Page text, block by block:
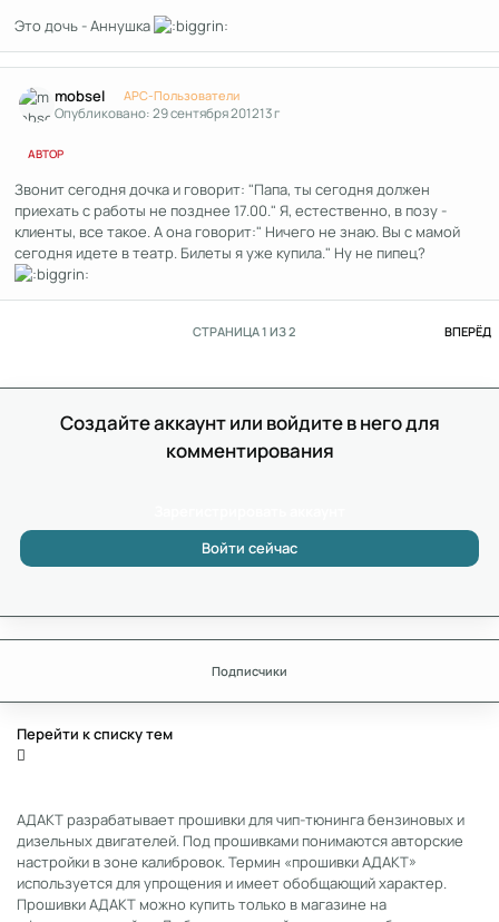
Это дочь - Аннушка
mobsel APC-Пользователи
Опубликовано:29 сентября 201213 г
АВТОР
Звонит сегодня дочка и говорит: "Папа, ты сегодня должен
приехать с работы не позднее 17.00." Я, естественно, в позу -
клиенты, все такое. А она говорит:" Ничего не знаю. Вы с мамой
сегодня идете в театр. Билеты я уже купила." Ну не пипец?
ВПЕРЁД
СТРАНИЦА 1 ИЗ 2
Создайте аккаунт или войдите в него для
комментирования
Войти сейчас
Подписчики
Перейти к списку тем
АДАКТ разрабатывает прошивки для чип-тюнинга бензиновых и
дизельных двигателей. Под прошивками понимаются авторские
настройки в зоне калибровок. Термин «прошивки АДАКТ»
используется для упрощения и имеет обобщающий характер.
Прошивки АДАКТ можно купить только в магазине на